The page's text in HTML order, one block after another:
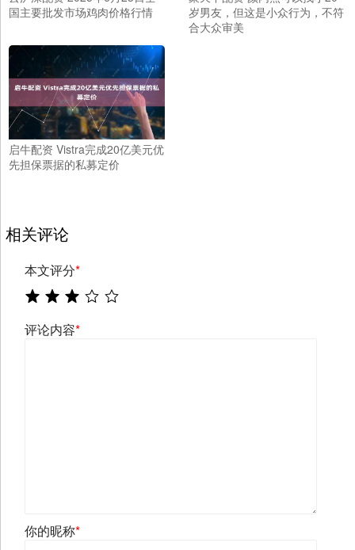
国主要批发市场鸡肉价格行情
岁男友，但这是小众行为，不符
合大众审美
启牛配资 Vistra完成20亿美元优
先担保票据的私募定价
相关评论
本文评分*
评论内容*
你的昵称*